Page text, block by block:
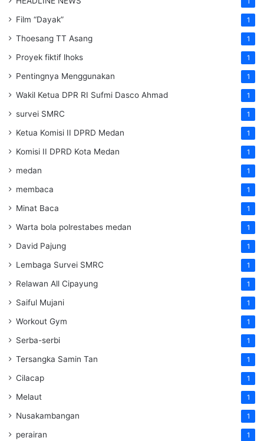
Film “Dayak” 1
Thoesang TT Asang 1
Proyek fiktif lhoks 1
Pentingnya Menggunakan 1
Wakil Ketua DPR RI Sufmi Dasco Ahmad 1
survei SMRC 1
Ketua Komisi II DPRD Medan 1
Komisi II DPRD Kota Medan 1
medan 1
membaca 1
Minat Baca 1
Warta bola polrestabes medan 1
David Pajung 1
Lembaga Survei SMRC 1
Relawan All Cipayung 1
Saiful Mujani 1
Workout Gym 1
Serba-serbi 1
Tersangka Samin Tan 1
Cilacap 1
Melaut 1
Nusakambangan 1
perairan 1